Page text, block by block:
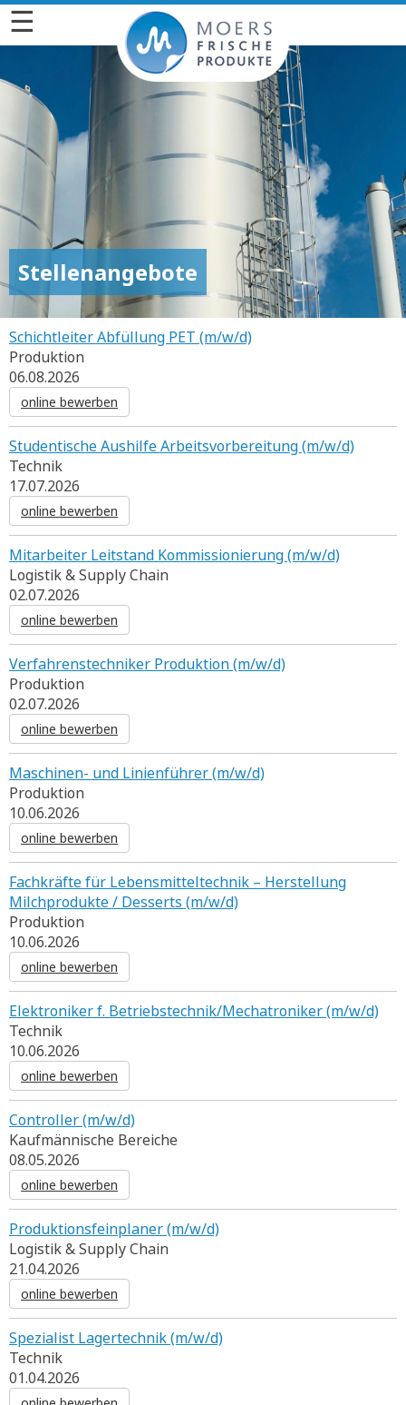
☰
Stellenangebote
Schichtleiter Abfüllung PET (m/w/d)
Produktion
06.08.2026
online bewerben
Studentische Aushilfe Arbeitsvorbereitung (m/w/d)
Technik
17.07.2026
online bewerben
Mitarbeiter Leitstand Kommissionierung (m/w/d)
Logistik & Supply Chain
02.07.2026
online bewerben
Verfahrenstechniker Produktion (m/w/d)
Produktion
02.07.2026
online bewerben
Maschinen- und Linienführer (m/w/d)
Produktion
10.06.2026
online bewerben
Fachkräfte für Lebensmitteltechnik – Herstellung
Milchprodukte / Desserts (m/w/d)
Produktion
10.06.2026
online bewerben
Elektroniker f. Betriebstechnik/Mechatroniker (m/w/d)
Technik
10.06.2026
online bewerben
Controller (m/w/d)
Kaufmännische Bereiche
08.05.2026
online bewerben
Produktionsfeinplaner (m/w/d)
Logistik & Supply Chain
21.04.2026
online bewerben
Spezialist Lagertechnik (m/w/d)
Technik
01.04.2026